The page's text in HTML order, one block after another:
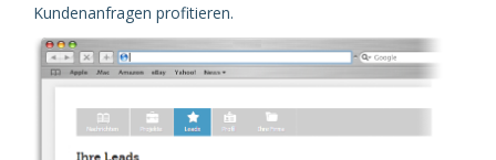
Kundenanfragen profitieren.